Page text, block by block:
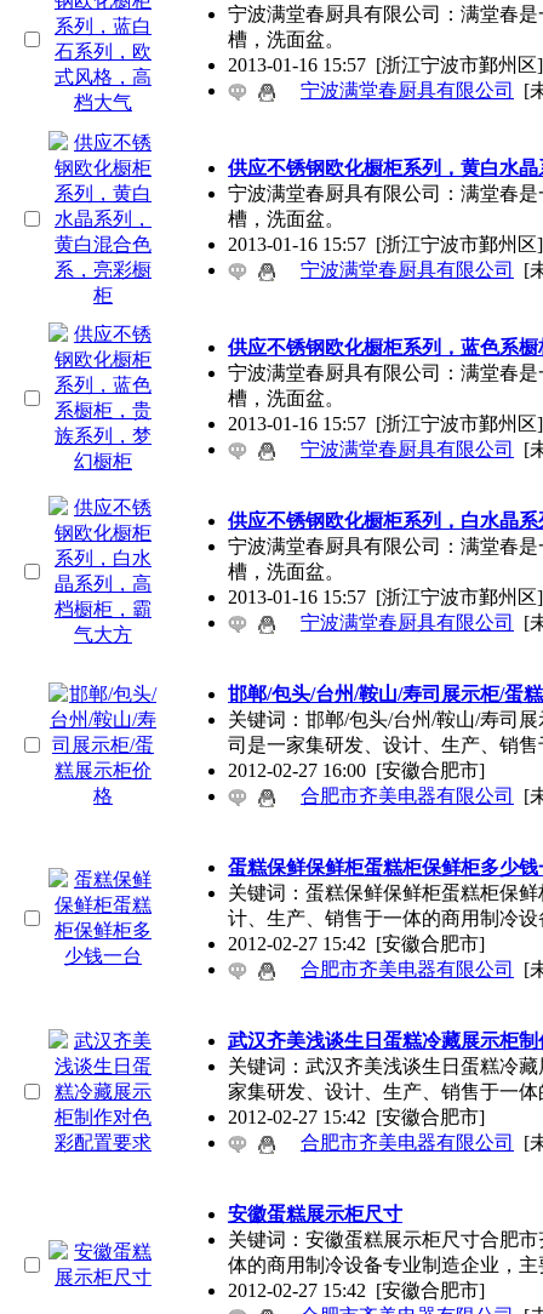
宁波满堂春厨具有限公司：满堂春
槽，洗面盆。
2013-01-16 15:57 [浙江宁波市鄞州区]
宁波满堂春厨具有限公司
[
供应不锈钢欧化橱柜系列，黄白水
宁波满堂春厨具有限公司：满堂春
槽，洗面盆。
2013-01-16 15:57 [浙江宁波市鄞州区]
宁波满堂春厨具有限公司
[
供应不锈钢欧化橱柜系列，蓝色系
宁波满堂春厨具有限公司：满堂春
槽，洗面盆。
2013-01-16 15:57 [浙江宁波市鄞州区]
宁波满堂春厨具有限公司
[
供应不锈钢欧化橱柜系列，白水晶
宁波满堂春厨具有限公司：满堂春
槽，洗面盆。
2013-01-16 15:57 [浙江宁波市鄞州区]
宁波满堂春厨具有限公司
[
邯郸/包头/台州/鞍山/寿司展示柜/蛋
关键词：邯郸/包头/台州/鞍山/寿司
司是一家集研发、设计、生产、销售
2012-02-27 16:00 [安徽合肥市]
合肥市齐美电器有限公司
[
蛋糕保鲜保鲜柜蛋糕柜保鲜柜多少钱
关键词：蛋糕保鲜保鲜柜蛋糕柜保
计、生产、销售于一体的商用制冷设
2012-02-27 15:42 [安徽合肥市]
合肥市齐美电器有限公司
[
武汉齐美浅谈生日蛋糕冷藏展示柜
关键词：武汉齐美浅谈生日蛋糕冷
家集研发、设计、生产、销售于一体
2012-02-27 15:42 [安徽合肥市]
合肥市齐美电器有限公司
[
安徽蛋糕展示柜尺寸
关键词：安徽蛋糕展示柜尺寸合肥
体的商用制冷设备专业制造企业，主
2012-02-27 15:42 [安徽合肥市]